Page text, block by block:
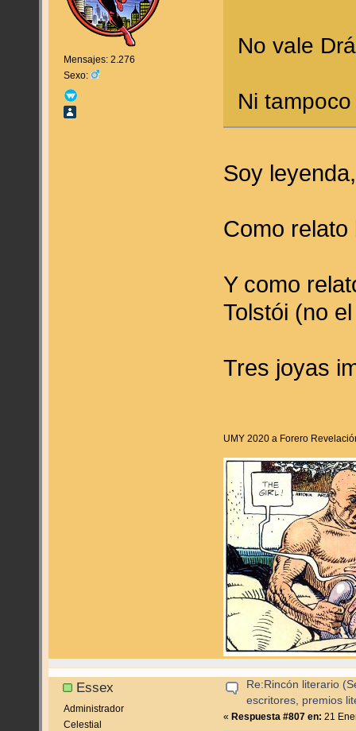
Mensajes: 2.276
Sexo:
No vale
Ni
Soy
Como
Y como
Tolstói (no
Tres joyas
UMY 2020 a Forero
Essex
Administrador
Celestial
Re:Rincón literario
escritores, premios
« Respuesta #807 en: 21